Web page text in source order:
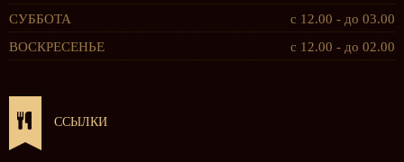
СУББОТА
с 12.00 - до 03.00
ВОСКРЕСЕНЬЕ
с 12.00 - до 02.00
ССЫЛКИ